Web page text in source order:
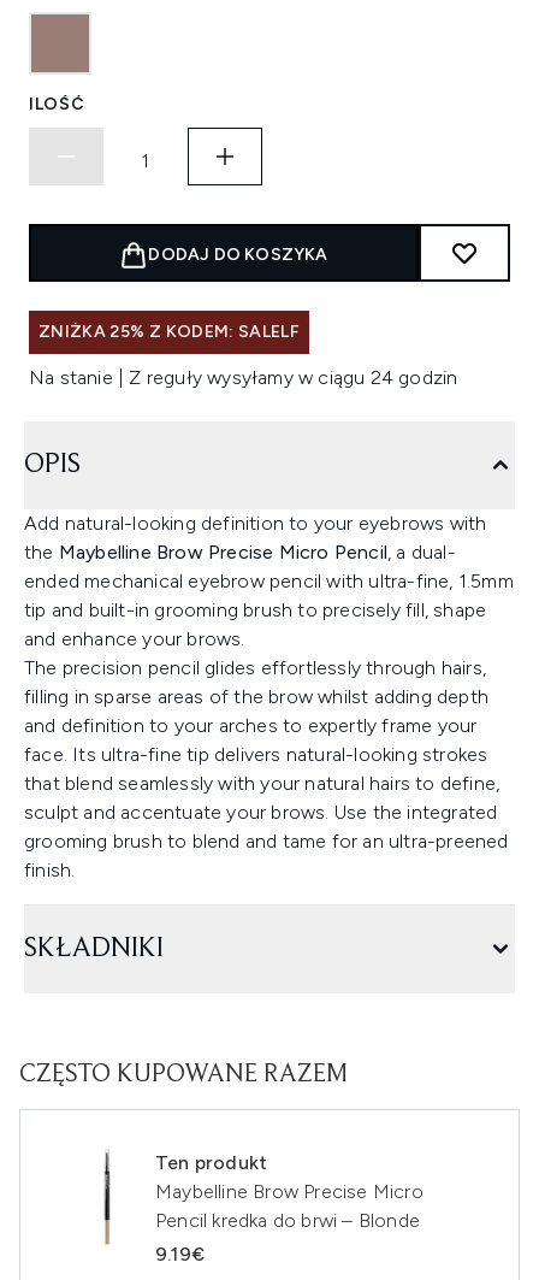
ILOŚĆ
DODAJ DO KOSZYKA
ZNIŻKA 25% Z KODEM: SALELF
Na stanie | Z reguły wysyłamy w ciągu 24 godzin
OPIS
Add natural-looking definition to your eyebrows with
the Maybelline Brow Precise Micro Pencil, a dual-
ended mechanical eyebrow pencil with ultra-fine, 1.5mm
tip and built-in grooming brush to precisely fill, shape
and enhance your brows.
The precision pencil glides effortlessly through hairs,
filling in sparse areas of the brow whilst adding depth
and definition to your arches to expertly frame your
face. Its ultra-fine tip delivers natural-looking strokes
that blend seamlessly with your natural hairs to define,
sculpt and accentuate your brows. Use the integrated
grooming brush to blend and tame for an ultra-preened
finish.
SKŁADNIKI
CZĘSTO KUPOWANE RAZEM
Ten produkt
Maybelline Brow Precise Micro
Pencil kredka do brwi – Blonde
9.19€